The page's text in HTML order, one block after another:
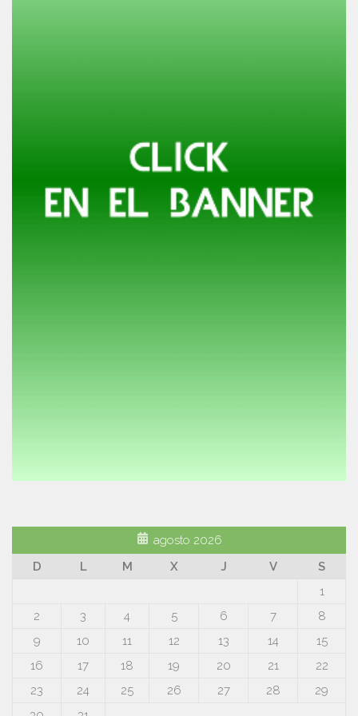
agosto 2026
D
L M X J V
S
1
2
3 4 5 6 7
8
9
10 11 12 13 14
15
16
17 18 19 20 21
22
23
24 25 26 27 28
29